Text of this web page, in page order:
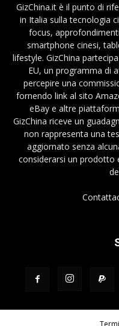
GizChina.it è il punto di
in Italia sulla tecnologia
focus,
smartphone cinesi,
lifestyle. GizChina
EU, un programma di
percepire una
fornendo link al sito
eBay e altre
GizChina riceve un
non rappresenta una
aggiornato senza
considerarsi un prodotto